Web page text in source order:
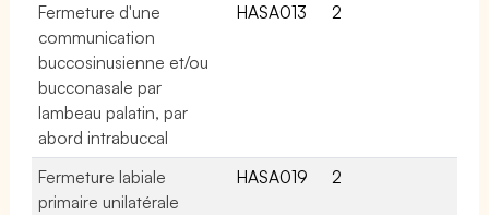
Fermeture d'une
communication
buccosinusienne et/ou
bucconasale par
lambeau palatin, par
abord intrabuccal
HASA013 2
Fermeture labiale
primaire unilatérale
HASA019 2